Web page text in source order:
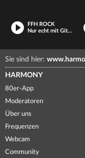
FFH ROCK
Nur echt mit Gitarre
Sie sind hier:
HARMONY
80er-App
Moderatoren
Über uns
Frequenzen
Webcam
Community